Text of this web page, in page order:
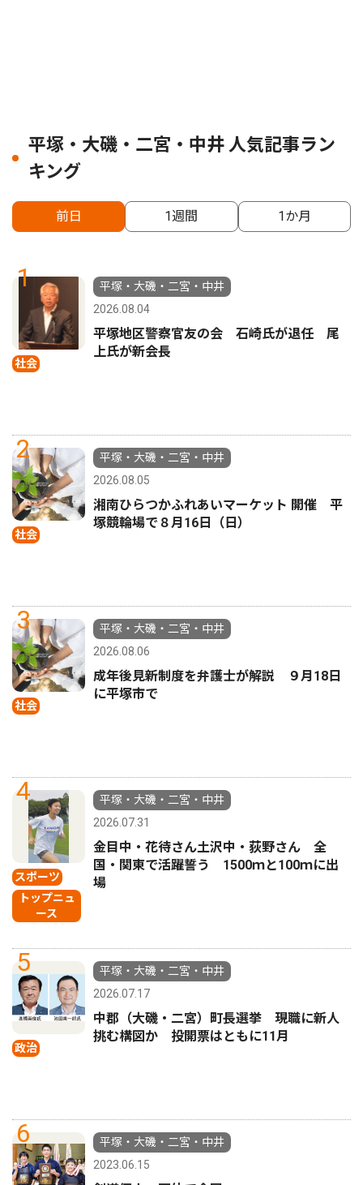
平塚・大磯・二宮・中井 人気記事ラン
キング
前日 1週間 1か月
1
社会
平塚・大磯・二宮・中井
2026.08.04
平塚地区警察官友の会 石崎氏が退任 尾
上氏が新会長
2
社会
平塚・大磯・二宮・中井
2026.08.05
湘南ひらつかふれあいマーケット 開催 平
塚競輪場で８月16日（日）
3
社会
平塚・大磯・二宮・中井
2026.08.06
成年後見新制度を弁護士が解説 ９月18日
に平塚市で
4
スポーツ
トップニュ
ース
平塚・大磯・二宮・中井
2026.07.31
金目中・花待さん土沢中・荻野さん 全
国・関東で活躍誓う 1500ｍと100ｍに出
場
5
政治
平塚・大磯・二宮・中井
2026.07.17
中郡（大磯・二宮）町長選挙 現職に新人
挑む構図か 投開票はともに11月
6
平塚・大磯・二宮・中井
2023.06.15